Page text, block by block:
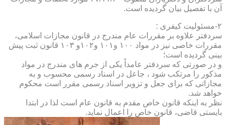
آن با تفصیل بیان گردیده است.
۲-مسئولیت کیفری :
سردفتر علاوه بر مقررات عام مندرج در قانون مجازات اسلامی،
مقررات خاصی نیز در مواد ۱۰۰ و۱۰۱ و۱۰۲و ۱۰۳ قانون ثبت پیش
بینی گردیده است؛
و در صورتی که سردفتر عامداً یکی از جرم های مندرج در مواد
مذکور را مرتکب شود ، جاعل در اسناد رسمی محسوب و به
مجازاتی که برای جعل و تزویر اسناد رسمی مقرر است محکوم
خواهد شد.
نظر به اینکه قانون خاص مقدم به قانون عام است لذا در ابتدا
بایستی قاضی، قانون خاص را اعمال نماید.